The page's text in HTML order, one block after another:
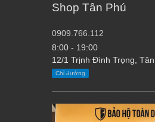
Shop Tân Phú
0909.766.112
8:00 - 19:00
12/1 Trịnh Đình Trọng,
Chỉ đường